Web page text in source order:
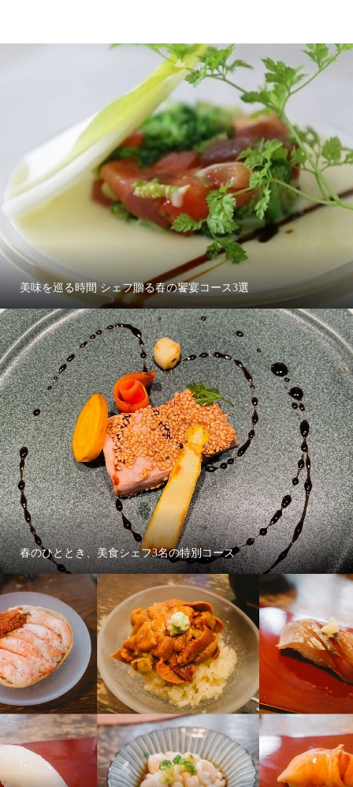
美味を巡る時間 シェフ贈る春の饗宴コース3選
春のひととき、美食シェフ3名の特別コース